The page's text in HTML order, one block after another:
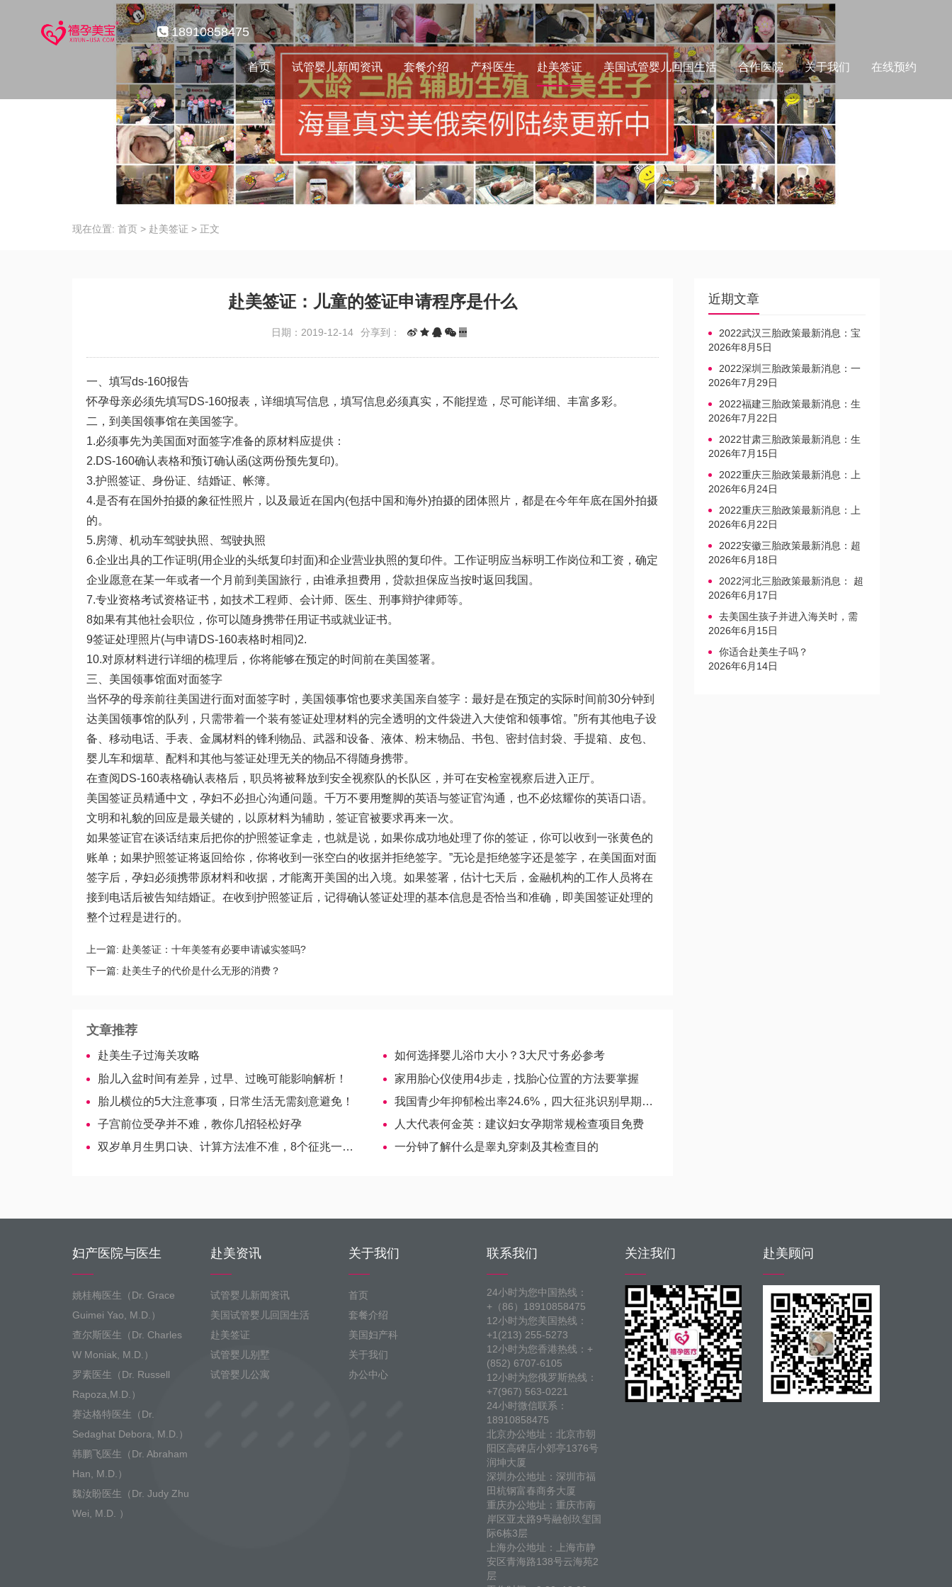
18910858475
首页 试管婴儿新闻资讯 套餐介绍 产科医生 赴美签证 美国试管婴儿回国生活 合作医院 关于我们 在线预约
现在位置: 首页 > 赴美签证 > 正文
赴美签证：儿童的签证申请程序是什么
日期：2019-12-14 分享到：
一、填写ds-160报告
怀孕母亲必须先填写DS-160报表，详细填写信息，填写信息必须真实，不能捏造，尽可能详细、丰富多彩。
二，到美国领事馆在美国签字。
1.必须事先为美国面对面签字准备的原材料应提供：
2.DS-160确认表格和预订确认函(这两份预先复印)。
3.护照签证、身份证、结婚证、帐簿。
4.是否有在国外拍摄的象征性照片，以及最近在国内(包括中国和海外)拍摄的团体照片，都是在今年年底在国外拍摄
的。
5.房簿、机动车驾驶执照、驾驶执照
6.企业出具的工作证明(用企业的头纸复印封面)和企业营业执照的复印件。工作证明应当标明工作岗位和工资，确定
企业愿意在某一年或者一个月前到美国旅行，由谁承担费用，贷款担保应当按时返回我国。
7.专业资格考试资格证书，如技术工程师、会计师、医生、刑事辩护律师等。
8如果有其他社会职位，你可以随身携带任用证书或就业证书。
9签证处理照片(与申请DS-160表格时相同)2.
10.对原材料进行详细的梳理后，你将能够在预定的时间前在美国签署。
三、美国领事馆面对面签字
当怀孕的母亲前往美国进行面对面签字时，美国领事馆也要求美国亲自签字：最好是在预定的实际时间前30分钟到
达美国领事馆的队列，只需带着一个装有签证处理材料的完全透明的文件袋进入大使馆和领事馆。”所有其他电子设
备、移动电话、手表、金属材料的锋利物品、武器和设备、液体、粉末物品、书包、密封信封袋、手提箱、皮包、
婴儿车和烟草、配料和其他与签证处理无关的物品不得随身携带。
在查阅DS-160表格确认表格后，职员将被释放到安全视察队的长队区，并可在安检室视察后进入正厅。
美国签证员精通中文，孕妇不必担心沟通问题。千万不要用蹩脚的英语与签证官沟通，也不必炫耀你的英语口语。
文明和礼貌的回应是最关键的，以原材料为辅助，签证官被要求再来一次。
如果签证官在谈话结束后把你的护照签证拿走，也就是说，如果你成功地处理了你的签证，你可以收到一张黄色的
账单；如果护照签证将返回给你，你将收到一张空白的收据并拒绝签字。”无论是拒绝签字还是签字，在美国面对面
签字后，孕妇必须携带原材料和收据，才能离开美国的出入境。如果签署，估计七天后，金融机构的工作人员将在
接到电话后被告知结婚证。在收到护照签证后，记得确认签证处理的基本信息是否恰当和准确，即美国签证处理的
整个过程是进行的。
上一篇: 赴美签证：十年美签有必要申请诚实签吗?
下一篇: 赴美生子的代价是什么无形的消费？
文章推荐
赴美生子过海关攻略
如何选择婴儿浴巾大小？3大尺寸务必参考
胎儿入盆时间有差异，过早、过晚可能影响解析！
家用胎心仪使用4步走，找胎心位置的方法要掌握
胎儿横位的5大注意事项，日常生活无需刻意避免！
我国青少年抑郁检出率24.6%，四大征兆识别早期抑郁症
子宫前位受孕并不难，教你几招轻松好孕
人大代表何金英：建议妇女孕期常规检查项目免费
双岁单月生男口诀、计算方法准不准，8个征兆一看便知
一分钟了解什么是睾丸穿刺及其检查目的
近期文章
2022武汉三胎政策最新消息：宝
宝上户口不再罚款
2026年8月5日
2022深圳三胎政策最新消息：一
文读懂上户口是否罚款
2026年7月29日
2022福建三胎政策最新消息：生
育奖励发放迎新标准
2026年7月22日
2022甘肃三胎政策最新消息：生
育产假不享受带薪福利
2026年7月15日
2022重庆三胎政策最新消息：上
户口、办准生证指南
2026年6月24日
2022重庆三胎政策最新消息：上
户口、办准生证指南
2026年6月22日
2022安徽三胎政策最新消息：超
生家庭罚款标准更新
2026年6月18日
2022河北三胎政策最新消息： 超
生三孩不再缴纳社会抚养费
2026年6月17日
去美国生孩子并进入海关时，需
要注意的事项是什么？
2026年6月15日
你适合赴美生子吗？
2026年6月14日
妇产医院与医生
姚桂梅医生（Dr. Grace
Guimei Yao, M.D.）
查尔斯医生（Dr. Charles
W Moniak, M.D.）
罗素医生（Dr. Russell
Rapoza,M.D.）
赛达格特医生（Dr.
Sedaghat Debora, M.D.）
韩鹏飞医生（Dr. Abraham
Han, M.D.）
魏汝盼医生（Dr. Judy Zhu
Wei, M.D. ）
赴美资讯
试管婴儿新闻资讯
美国试管婴儿回国生活
赴美签证
试管婴儿别墅
试管婴儿公寓
关于我们
首页
套餐介绍
美国妇产科
关于我们
办公中心
联系我们
24小时为您中国热线：
+（86）18910858475
12小时为您美国热线：
+1(213) 255-5273
12小时为您香港热线：+
(852) 6707-6105
12小时为您俄罗斯热线：
+7(967) 563-0221
24小时微信联系：
18910858475
北京办公地址：北京市朝
阳区高碑店小郊亭1376号
润坤大厦
深圳办公地址：深圳市福
田杭钢富春商务大厦
重庆办公地址：重庆市南
岸区亚太路9号融创玖玺国
际6栋3层
上海办公地址：上海市静
安区青海路138号云海苑2
层
关注我们 赴美顾问